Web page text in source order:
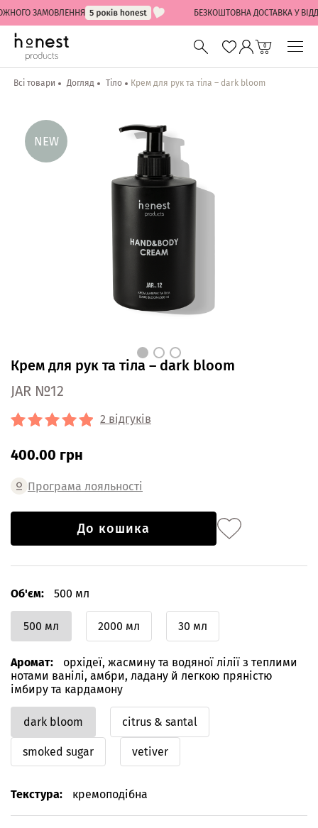
ЗАМОВЛЕННЯ БЕЗКОШТОВНА ДОСТАВКА У
0
Всі товари Догляд Тіло Крем для рук та тіла – dark bloom
Крем для рук та тіла – dark bloom
JAR №12
2 відгуків
400.00 грн
Програма лояльності
До кошика
Об'єм: 500 мл
500 мл 2000 мл 30 мл
Аромат:
орхідеї, жасмину та водяної лілії з теплими
нотами ванілі, амбри, ладану й легкою пряністю
імбиру та кардамону
dark bloom citrus & santal
smoked sugar vetiver
Текстура: кремоподібна
NEW